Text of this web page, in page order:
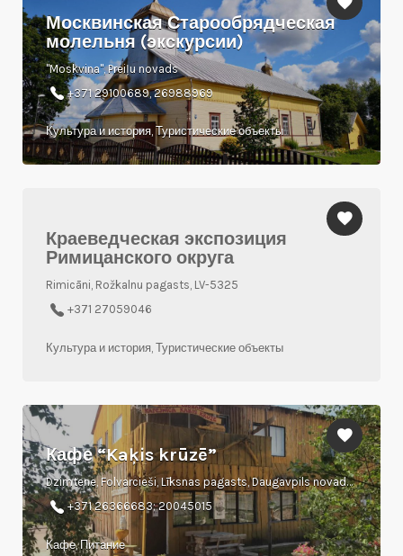
Москвинская Старообрядческая
молельня (экскурсии)
"Moskvina", Preiļu novads
+371 29100689, 26988969
Культура и история, Туристические объекты
Краеведческая экспозиция
Римицанского округа
Rimicāni, Rožkalnu pagasts, LV-5325
+371 27059046
Культура и история, Туристические объекты
Кафе “Kaķis krūzē”
Dzimtene, Folvarcieši, Līksnas pagasts, Daugavpils novads, LV-5456
+371 26366683; 20045015
Кафе, Питание